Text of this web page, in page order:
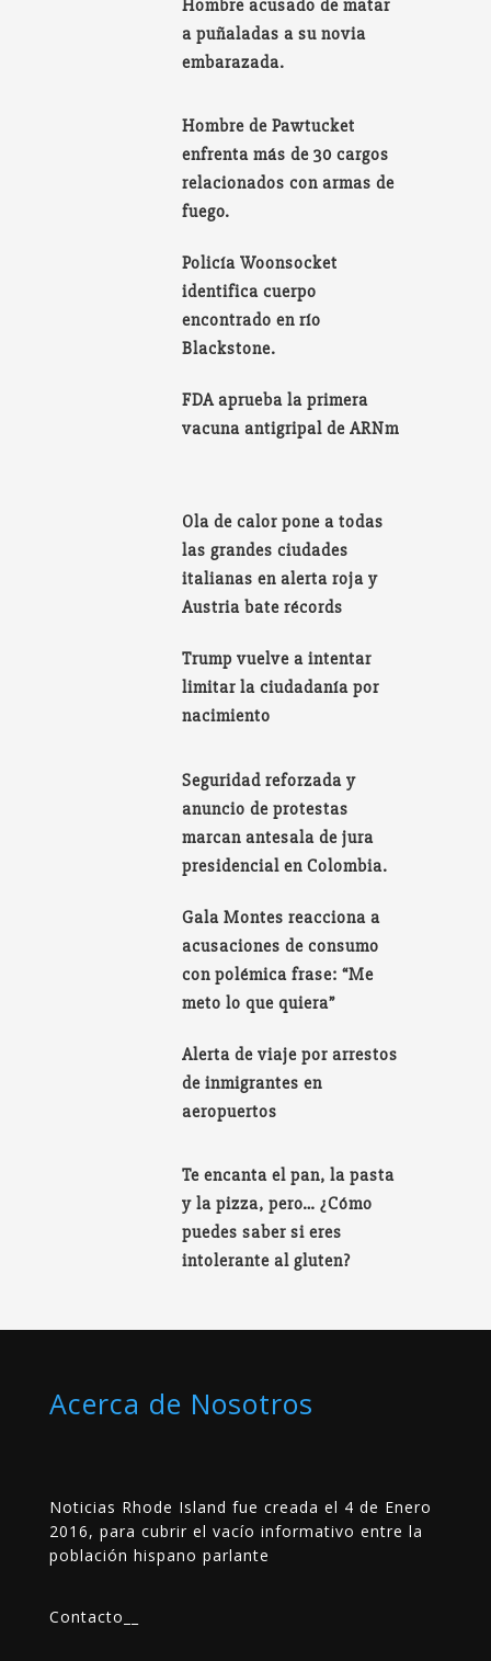
Hombre acusado de matar
a puñaladas a su novia
embarazada.
Hombre de Pawtucket
enfrenta más de 30 cargos
relacionados con armas de
fuego.
Policía Woonsocket
identifica cuerpo
encontrado en río
Blackstone.
FDA aprueba la primera
vacuna antigripal de ARNm
Ola de calor pone a todas
las grandes ciudades
italianas en alerta roja y
Austria bate récords
Trump vuelve a intentar
limitar la ciudadanía por
nacimiento
Seguridad reforzada y
anuncio de protestas
marcan antesala de jura
presidencial en Colombia.
Gala Montes reacciona a
acusaciones de consumo
con polémica frase: “Me
meto lo que quiera”
Alerta de viaje por arrestos
de inmigrantes en
aeropuertos
Te encanta el pan, la pasta
y la pizza, pero… ¿Cómo
puedes saber si eres
intolerante al gluten?
Acerca de Nosotros
Noticias Rhode Island fue creada el 4 de Enero
2016, para cubrir el vacío informativo entre la
población hispano parlante
Contacto